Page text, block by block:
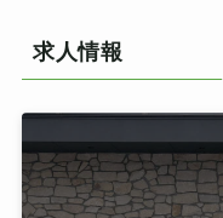
求人情報